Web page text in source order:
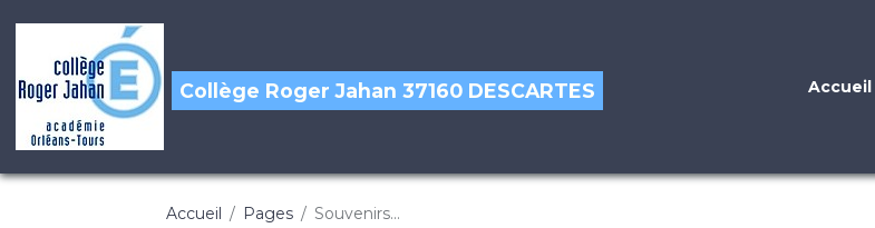
Collège Roger Jahan 37160 DESCARTES Accueil
Accueil Pages Souvenirs...